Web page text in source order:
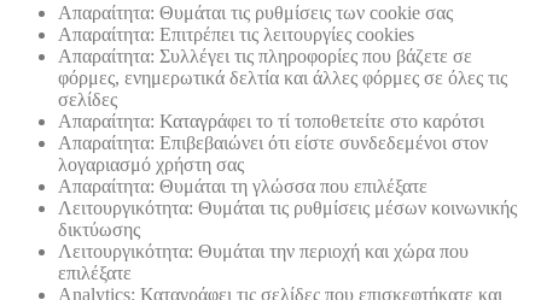
Απαραίτητα: Θυμάται τις ρυθμίσεις των cookie σας
Απαραίτητα: Επιτρέπει τις λειτουργίες cookies
Απαραίτητα: Συλλέγει τις πληροφορίες που βάζετε σε
φόρμες, ενημερωτικά δελτία και άλλες φόρμες σε όλες τις
σελίδες
Απαραίτητα: Καταγράφει το τί τοποθετείτε στο καρότσι
Απαραίτητα: Επιβεβαιώνει ότι είστε συνδεδεμένοι στον
λογαριασμό χρήστη σας
Απαραίτητα: Θυμάται τη γλώσσα που επιλέξατε
Λειτουργικότητα: Θυμάται τις ρυθμίσεις μέσων κοινωνικής
δικτύωσης
Λειτουργικότητα: Θυμάται την περιοχή και χώρα που
επιλέξατε
Analytics: Καταγράφει τις σελίδες που επισκεφτήκατε και